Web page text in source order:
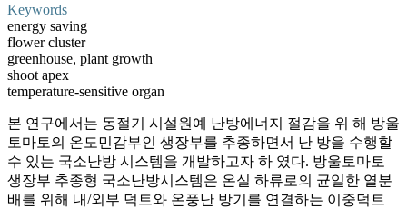
Keywords
energy saving
flower cluster
greenhouse, plant growth
shoot apex
temperature-sensitive organ
본 연구에서는 동절기 시설원예 난방에너지 절감을 위 해 방울
토마토의 온도민감부인 생장부를 추종하면서 난 방을 수행할
수 있는 국소난방 시스템을 개발하고자 하 였다. 방울토마토
생장부 추종형 국소난방시스템은 온실 하류로의 균일한 열분
배를 위해 내/외부 덕트와 온풍난 방기를 연결하는 이중덕트